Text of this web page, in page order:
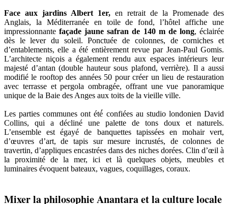
Face aux jardins Albert 1er, en retrait de la Promenade des
Anglais, la Méditerranée en toile de fond, l’hôtel affiche une
impressionnantefaçade jaune safran de 140 m de long, éclairée
dès le lever du soleil. Ponctuée de colonnes, de corniches et
d’entablements, elle a été entièrement revue par Jean-Paul Gomis.
L’architecte niçois a également rendu aux espaces intérieurs leur
majesté d’antan (double hauteur sous plafond, verrière). Il a aussi
modifié le rooftop des années 50 pour créer un lieu de restauration
avec terrasse et pergola ombragée, offrant une vue panoramique
unique de la Baie des Anges aux toits de la vieille ville.
Les parties communes ont été́ confiées au studio londonien David
Collins, qui a décliné une palette de tons doux et naturels.
L’ensemble est égayé de banquettes tapissées en mohair vert,
d’œuvres d’art, de tapis sur mesure incrustés, de colonnes de
travertin, d’appliques encastrées dans des niches dorées. Clin d’œil à
la proximité de la mer, ici et là quelques objets, meubles et
luminaires évoquent bateaux, vagues, coquillages, coraux.
Mixer la philosophie Anantara et la culture locale